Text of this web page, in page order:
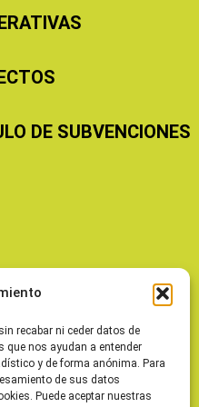
recabar ni ceder datos de
que nos ayudan a entender
y de forma anónima. Para
de sus datos
Puede aceptar nuestras
DE SUBVENCIONES